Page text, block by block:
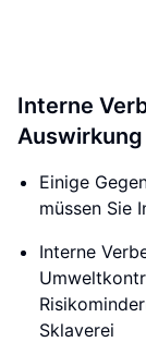
Interne
Einige
müssen Sie
Interne
Sklaverei